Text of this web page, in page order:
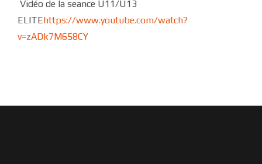
Vidéo de la seance U11/U13
ELITEhttps://www.youtube.com/watch?
v=zADk7M658CY